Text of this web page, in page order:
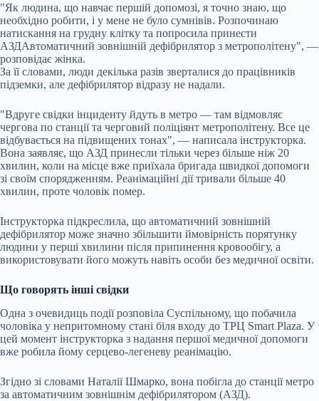
"Як людина, що навчає першій допомозі, я точно знаю, що
необхідно робити, і у мене не було сумнівів. Розпочинаю
натискання на грудну клітку та попросила принести
АЗДАвтоматичний зовнішній дефібрилятор з метрополітену", —
розповідає жінка.
За її словами, люди декілька разів зверталися до працівників
підземки, але дефібрилятор відразу не надали.
"Вдруге свідки інциденту йдуть в метро — там відмовляє
чергова по станції та черговий поліціянт метрополітену. Все це
відбувається на підвищених тонах", — написала інструкторка.
Вона заявляє, що АЗД принесли тільки через більше ніж 20
хвилин, коли на місце вже приїхала бригада швидкої допомоги
зі своїм спорядженням. Реанімаційні дії тривали більше 40
хвилин, проте чоловік помер.
Інструкторка підкреслила, що автоматичний зовнішній
дефібрилятор може значно збільшити ймовірність порятунку
людини у перші хвилини після припинення кровообігу, а
використовувати його можуть навіть особи без медичної освіти.
Що говорять інші свідки
Одна з очевидиць події розповіла Суспільному, що побачила
чоловіка у непритомному стані біля входу до ТРЦ Smart Plaza. У
цей момент інструкторка з надання першої медичної допомоги
вже робила йому серцево-легеневу реанімацію.
Згідно зі словами Наталії Шмарко, вона побігла до станції метро
за автоматичним зовнішнім дефібрилятором (АЗД).